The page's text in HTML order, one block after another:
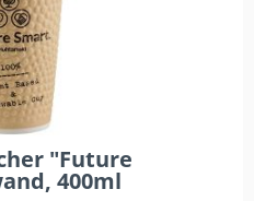
"Future
400ml